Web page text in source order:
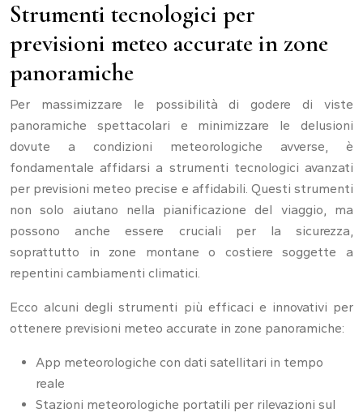
Strumenti tecnologici per
previsioni meteo accurate in zone
panoramiche
Per massimizzare le possibilità di godere di viste
panoramiche spettacolari e minimizzare le delusioni
dovute a condizioni meteorologiche avverse, è
fondamentale affidarsi a strumenti tecnologici avanzati
per previsioni meteo precise e affidabili. Questi strumenti
non solo aiutano nella pianificazione del viaggio, ma
possono anche essere cruciali per la sicurezza,
soprattutto in zone montane o costiere soggette a
repentini cambiamenti climatici.
Ecco alcuni degli strumenti più efficaci e innovativi per
ottenere previsioni meteo accurate in zone panoramiche:
App meteorologiche con dati satellitari in tempo
reale
Stazioni meteorologiche portatili per rilevazioni sul